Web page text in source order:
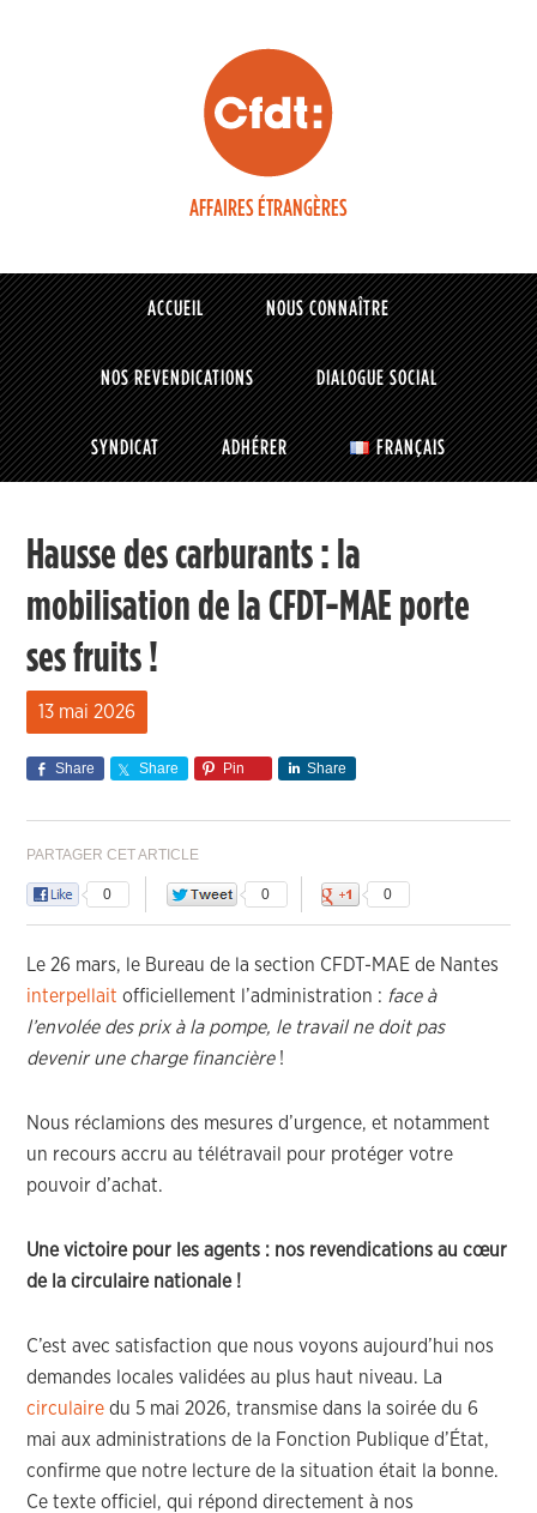
AFFAIRES ÉTRANGÈRES
ACCUEIL NOUS CONNAÎTRE
NOS REVENDICATIONS DIALOGUE SOCIAL
SYNDICAT ADHÉRER FRANÇAIS
Hausse des carburants : la
mobilisation de la CFDT-MAE porte
ses fruits !
13 mai 2026
Share Share Pin Share
PARTAGER CET ARTICLE
0 0 0
Le 26 mars, le Bureau de la section CFDT-MAE de Nantes
interpellait officiellement l’administration : face à
l’envolée des prix à la pompe, le travail ne doit pas
devenir une charge financière!
Nous réclamions des mesures d’urgence, et notamment
un recours accru au télétravail pour protéger votre
pouvoir d’achat.
Une victoire pour les agents : nos revendications au cœur
de la circulaire nationale !
C’est avec satisfaction que nous voyons aujourd’hui nos
demandes locales validées au plus haut niveau. La
circulaire du 5 mai 2026, transmise dans la soirée du 6
mai aux administrations de la Fonction Publique d’État,
confirme que notre lecture de la situation était la bonne.
Ce texte officiel, qui répond directement à nos